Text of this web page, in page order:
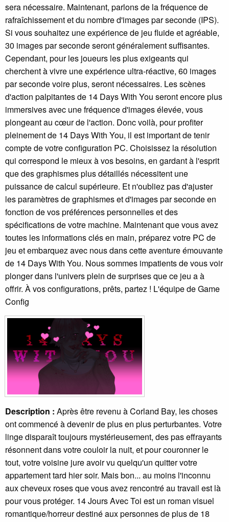
sera nécessaire. Maintenant, parlons de la fréquence de
rafraîchissement et du nombre d'images par seconde (IPS).
Si vous souhaitez une expérience de jeu fluide et agréable,
30 images par seconde seront généralement suffisantes.
Cependant, pour les joueurs les plus exigeants qui
cherchent à vivre une expérience ultra-réactive, 60 images
par seconde voire plus, seront nécessaires. Les scènes
d'action palpitantes de 14 Days With You seront encore plus
immersives avec une fréquence d'images élevée, vous
plongeant au cœur de l'action. Donc voilà, pour profiter
pleinement de 14 Days With You, il est important de tenir
compte de votre configuration PC. Choisissez la résolution
qui correspond le mieux à vos besoins, en gardant à l'esprit
que des graphismes plus détaillés nécessitent une
puissance de calcul supérieure. Et n'oubliez pas d'ajuster
les paramètres de graphismes et d'images par seconde en
fonction de vos préférences personnelles et des
spécifications de votre machine. Maintenant que vous avez
toutes les informations clés en main, préparez votre PC de
jeu et embarquez avec nous dans cette aventure émouvante
de 14 Days With You. Nous sommes impatients de vous voir
plonger dans l'univers plein de surprises que ce jeu a à
offrir. À vos configurations, prêts, partez ! L'équipe de Game
Config
Description : Après être revenu à Corland Bay, les choses
ont commencé à devenir de plus en plus perturbantes. Votre
linge disparaît toujours mystérieusement, des pas effrayants
résonnent dans votre couloir la nuit, et pour couronner le
tout, votre voisine jure avoir vu quelqu'un quitter votre
appartement tard hier soir. Mais bon... au moins l'inconnu
aux cheveux roses que vous avez rencontré au travail est là
pour vous protéger. 14 Jours Avec Toi est un roman visuel
romantique/horreur destiné aux personnes de plus de 18